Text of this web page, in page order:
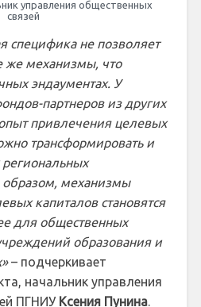
управления общественных
связей
специфика не позволяет
же механизмы, что
эндаументах. У
партнеров из других
привлечения целевых
трансформировать и
образом, механизмы
капиталов становятся
для общественных
образования и
– подчеркивает
начальник управления
ПГНИУКсения Пунина.